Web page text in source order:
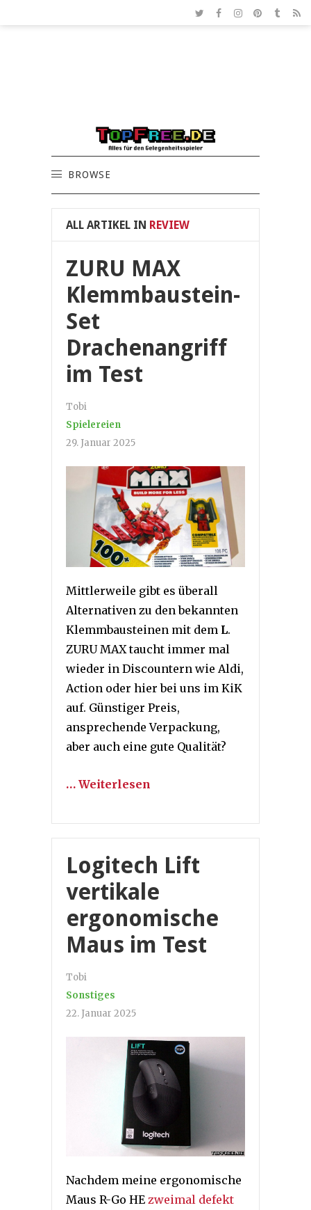
BROWSE
ALL ARTIKEL IN REVIEW
ZURU MAX
Klemmbaustein-
Set
Drachenangriff
im Test
Tobi
Spielereien
29. Januar 2025
Mittlerweile gibt es überall
Alternativen zu den bekannten
Klemmbausteinen mit dem L.
ZURU MAX taucht immer mal
wieder in Discountern wie Aldi,
Action oder hier bei uns im KiK
auf. Günstiger Preis,
ansprechende Verpackung,
aber auch eine gute Qualität?
… Weiterlesen
Logitech Lift
vertikale
ergonomische
Maus im Test
Tobi
Sonstiges
22. Januar 2025
Nachdem meine ergonomische
Maus R-Go HE zweimal defekt